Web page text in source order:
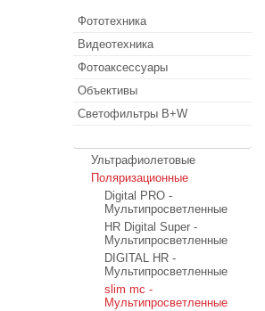
Фототехника
Видеотехника
Фотоаксессуары
Объективы
Светофильтры B+W
Ультрафиолетовые
Поляризационные
Digital PRO -
Мультипросветленные
HR Digital Super -
Мультипросветленные
DIGITAL HR -
Мультипросветленные
slim mc -
Мультипросветленные